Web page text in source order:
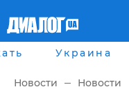
Главная
рассея
Украина
Новости Новости